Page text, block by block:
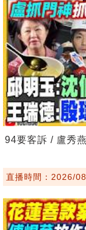
94要客訴 / 盧秀
直播時間：2026/